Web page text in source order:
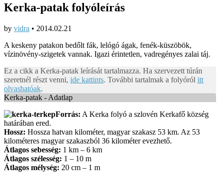
Kerka-patak folyóleírás
by vidra • 2014.02.21
A keskeny patakon bedőlt fák, lelógó ágak, fenék-küszöbök,
vízinövény-szigetek vannak. Igazi érintetlen, vadregényes zalai táj.
Ez a cikk a Kerka-patak leírását tartalmazza. Ha szervezett túrán
szeretnél részt venni, ide kattints. További tartalmak a folyóról itt
olvashatóak.
Kerka-patak - Adatlap
Forrás: A Kerka folyó a szlovén Kerkafő község
határában ered.
Hossz: Hossza hatvan kilométer, magyar szakasz 53 km. Az 53
kilométeres magyar szakaszból 36 kilométer evezhető.
Átlagos sebesség: 1 km – 6 km
Átlagos szélesség: 1 – 10 m
Átlagos mélység: 20 cm – 1 m